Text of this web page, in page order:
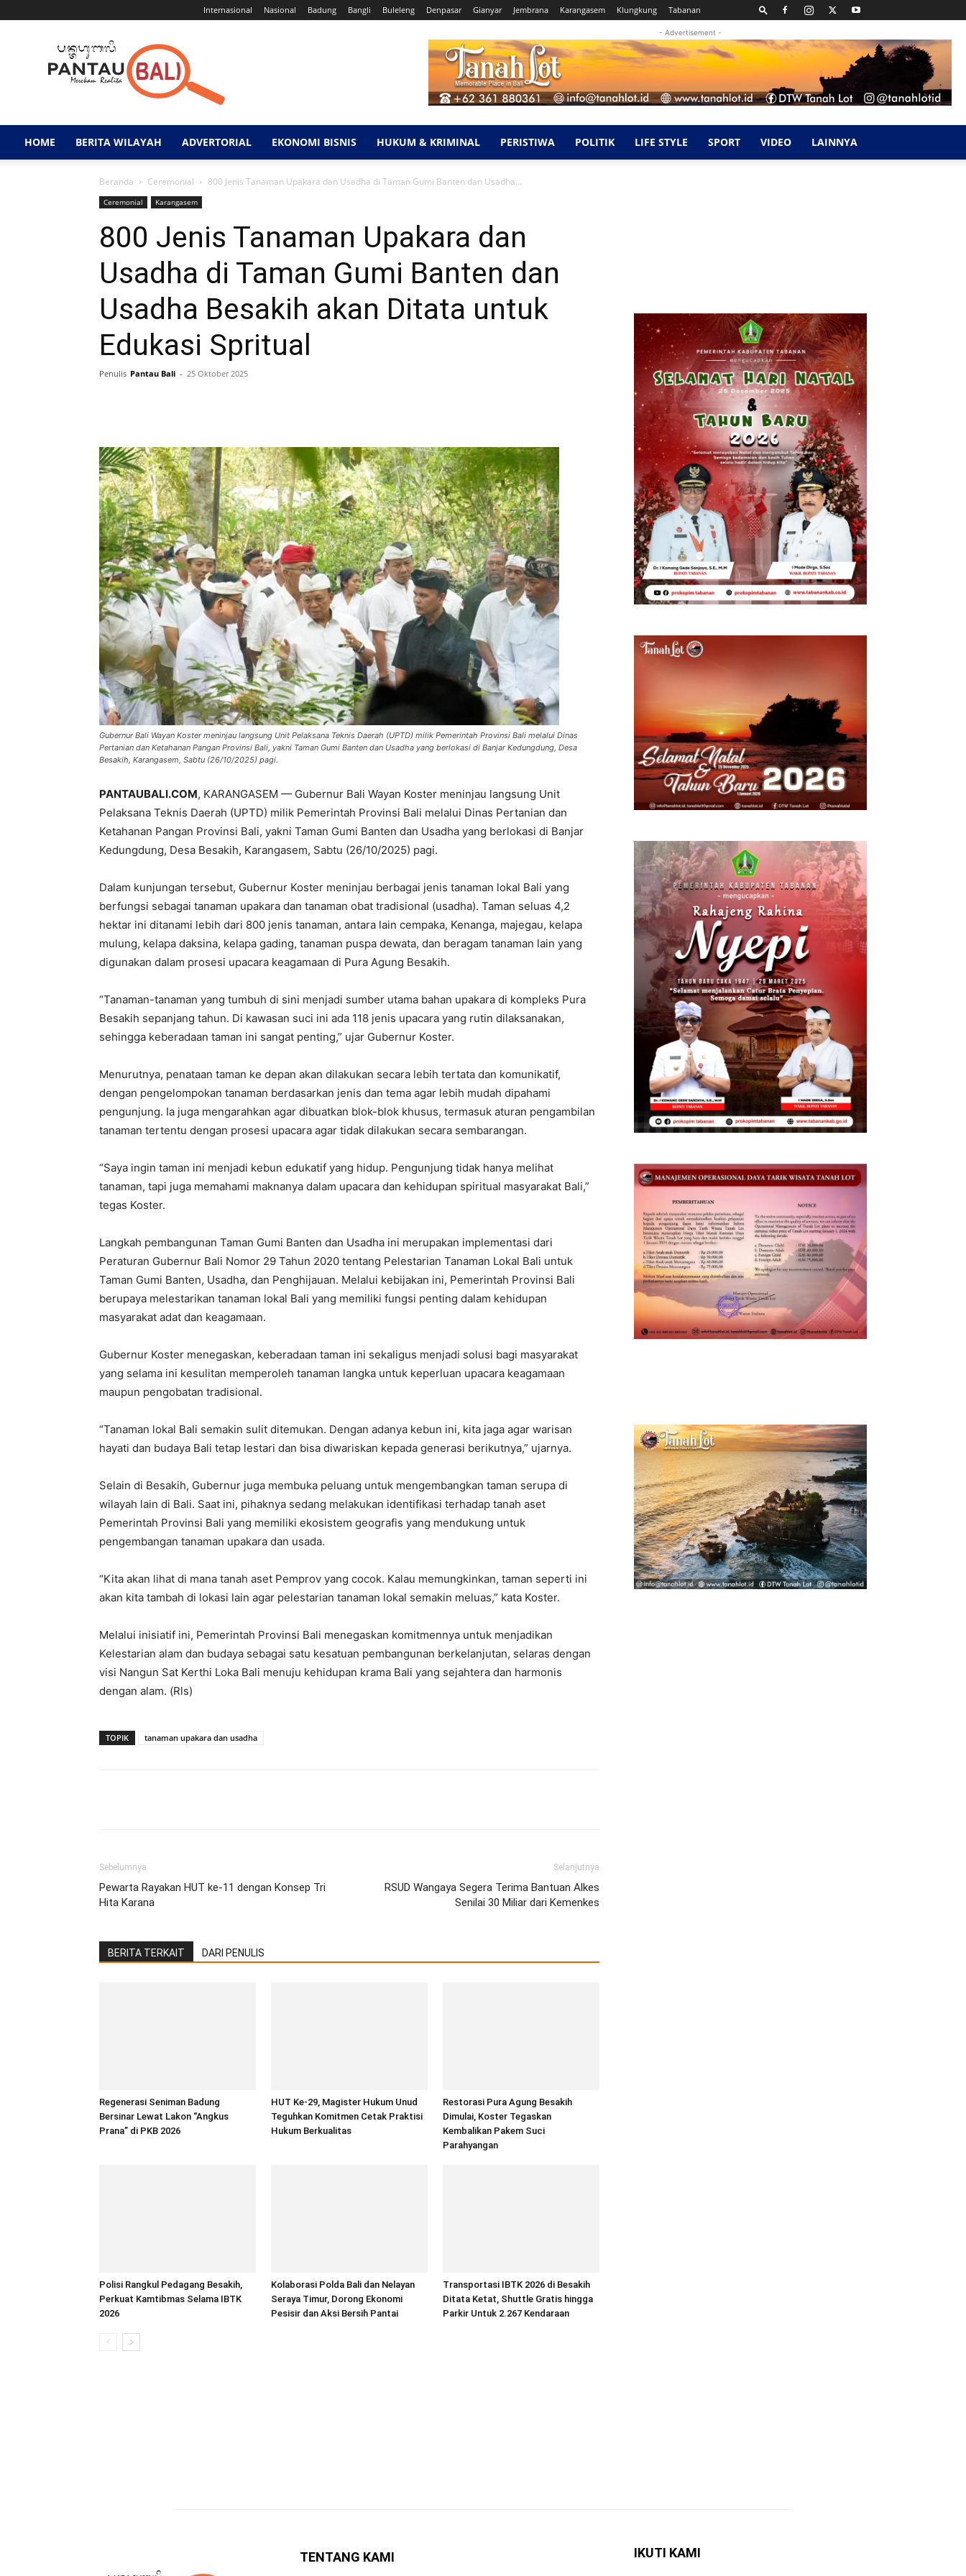
Internasional Nasional Badung Bangli Buleleng Denpasar Gianyar Jembrana Karangasem Klungkung Tabanan
Pantau
Bali
- Advertisement -
HOME BERITA WILAYAH ADVERTORIAL EKONOMI BISNIS HUKUM & KRIMINAL PERISTIWA POLITIK LIFE STYLE SPORT VIDEO LAINNYA
Beranda Ceremonial 800 Jenis Tanaman Upakara dan Usadha di Taman Gumi Banten dan Usadha...
Ceremonial Karangasem
800 Jenis Tanaman Upakara dan
Usadha di Taman Gumi Banten dan
Usadha Besakih akan Ditata untuk
Edukasi Spritual
Penulis Pantau Bali - 25 Oktober 2025
Gubernur Bali Wayan Koster meninjau langsung Unit Pelaksana Teknis Daerah (UPTD) milik Pemerintah Provinsi Bali melalui Dinas
Pertanian dan Ketahanan Pangan Provinsi Bali, yakni Taman Gumi Banten dan Usadha yang berlokasi di Banjar Kedungdung, Desa
Besakih, Karangasem, Sabtu (26/10/2025) pagi.
PANTAUBALI.COM, KARANGASEM — Gubernur Bali Wayan Koster meninjau langsung Unit
Pelaksana Teknis Daerah (UPTD) milik Pemerintah Provinsi Bali melalui Dinas Pertanian dan
Ketahanan Pangan Provinsi Bali, yakni Taman Gumi Banten dan Usadha yang berlokasi di Banjar
Kedungdung, Desa Besakih, Karangasem, Sabtu (26/10/2025) pagi.
Dalam kunjungan tersebut, Gubernur Koster meninjau berbagai jenis tanaman lokal Bali yang
berfungsi sebagai tanaman upakara dan tanaman obat tradisional (usadha). Taman seluas 4,2
hektar ini ditanami lebih dari 800 jenis tanaman, antara lain cempaka, Kenanga, majegau, kelapa
mulung, kelapa daksina, kelapa gading, tanaman puspa dewata, dan beragam tanaman lain yang
digunakan dalam prosesi upacara keagamaan di Pura Agung Besakih.
“Tanaman-tanaman yang tumbuh di sini menjadi sumber utama bahan upakara di kompleks Pura
Besakih sepanjang tahun. Di kawasan suci ini ada 118 jenis upacara yang rutin dilaksanakan,
sehingga keberadaan taman ini sangat penting,” ujar Gubernur Koster.
Menurutnya, penataan taman ke depan akan dilakukan secara lebih tertata dan komunikatif,
dengan pengelompokan tanaman berdasarkan jenis dan tema agar lebih mudah dipahami
pengunjung. Ia juga mengarahkan agar dibuatkan blok-blok khusus, termasuk aturan pengambilan
tanaman tertentu dengan prosesi upacara agar tidak dilakukan secara sembarangan.
“Saya ingin taman ini menjadi kebun edukatif yang hidup. Pengunjung tidak hanya melihat
tanaman, tapi juga memahami maknanya dalam upacara dan kehidupan spiritual masyarakat Bali,”
tegas Koster.
Langkah pembangunan Taman Gumi Banten dan Usadha ini merupakan implementasi dari
Peraturan Gubernur Bali Nomor 29 Tahun 2020 tentang Pelestarian Tanaman Lokal Bali untuk
Taman Gumi Banten, Usadha, dan Penghijauan. Melalui kebijakan ini, Pemerintah Provinsi Bali
berupaya melestarikan tanaman lokal Bali yang memiliki fungsi penting dalam kehidupan
masyarakat adat dan keagamaan.
Gubernur Koster menegaskan, keberadaan taman ini sekaligus menjadi solusi bagi masyarakat
yang selama ini kesulitan memperoleh tanaman langka untuk keperluan upacara keagamaan
maupun pengobatan tradisional.
“Tanaman lokal Bali semakin sulit ditemukan. Dengan adanya kebun ini, kita jaga agar warisan
hayati dan budaya Bali tetap lestari dan bisa diwariskan kepada generasi berikutnya,” ujarnya.
Selain di Besakih, Gubernur juga membuka peluang untuk mengembangkan taman serupa di
wilayah lain di Bali. Saat ini, pihaknya sedang melakukan identifikasi terhadap tanah aset
Pemerintah Provinsi Bali yang memiliki ekosistem geografis yang mendukung untuk
pengembangan tanaman upakara dan usada.
“Kita akan lihat di mana tanah aset Pemprov yang cocok. Kalau memungkinkan, taman seperti ini
akan kita tambah di lokasi lain agar pelestarian tanaman lokal semakin meluas,” kata Koster.
Melalui inisiatif ini, Pemerintah Provinsi Bali menegaskan komitmennya untuk menjadikan
Kelestarian alam dan budaya sebagai satu kesatuan pembangunan berkelanjutan, selaras dengan
visi Nangun Sat Kerthi Loka Bali menuju kehidupan krama Bali yang sejahtera dan harmonis
dengan alam. (Rls)
TOPIK tanaman upakara dan usadha
Sebelumnya
Pewarta Rayakan HUT ke-11 dengan Konsep Tri
Hita Karana
Selanjutnya
RSUD Wangaya Segera Terima Bantuan Alkes
Senilai 30 Miliar dari Kemenkes
BERITA TERKAIT DARI PENULIS
Regenerasi Seniman Badung
Bersinar Lewat Lakon “Angkus
Prana” di PKB 2026
HUT Ke-29, Magister Hukum Unud
Teguhkan Komitmen Cetak Praktisi
Hukum Berkualitas
Restorasi Pura Agung Besakih
Dimulai, Koster Tegaskan
Kembalikan Pakem Suci
Parahyangan
Polisi Rangkul Pedagang Besakih,
Perkuat Kamtibmas Selama IBTK
2026
Kolaborasi Polda Bali dan Nelayan
Seraya Timur, Dorong Ekonomi
Pesisir dan Aksi Bersih Pantai
Transportasi IBTK 2026 di Besakih
Ditata Ketat, Shuttle Gratis hingga
Parkir Untuk 2.267 Kendaraan
TENTANG KAMI IKUTI KAMI